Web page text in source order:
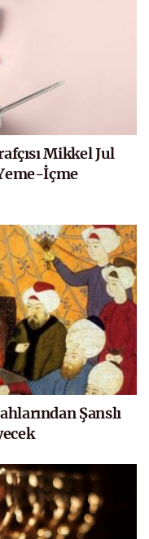
Mikkel Jul
İçme
Şanslı